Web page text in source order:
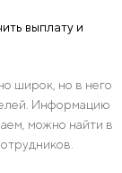
выплату и
широк, но в него
Информацию
можно найти в